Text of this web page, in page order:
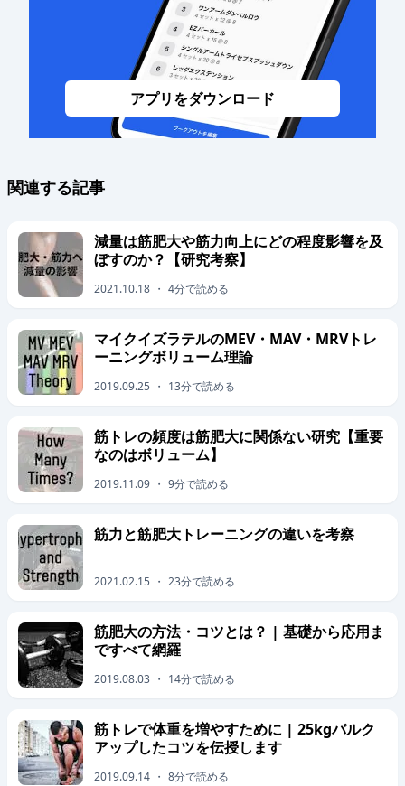
アプリをダウンロード
関連する記事
減量は筋肥大や筋力向上にどの程度影響を及
ぼすのか？【研究考察】
2021.10.18 ・ 4分で読める
マイクイズラテルのMEV・MAV・MRVトレ
ーニングボリューム理論
2019.09.25 ・ 13分で読める
筋トレの頻度は筋肥大に関係ない研究【重要
なのはボリューム】
2019.11.09 ・ 9分で読める
筋力と筋肥大トレーニングの違いを考察
2021.02.15 ・ 23分で読める
筋肥大の方法・コツとは？ | 基礎から応用ま
ですべて網羅
2019.08.03 ・ 14分で読める
筋トレで体重を増やすために | 25kgバルク
アップしたコツを伝授します
2019.09.14 ・ 8分で読める